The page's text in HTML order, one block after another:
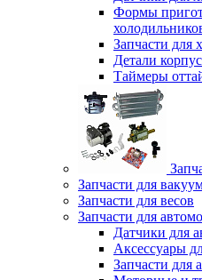
Формы
Запчасти для
Детали
Таймеры
Запчасти для
Запчасти для весов
Запчасти для
Датчики для
Аксессуары
Запчасти для